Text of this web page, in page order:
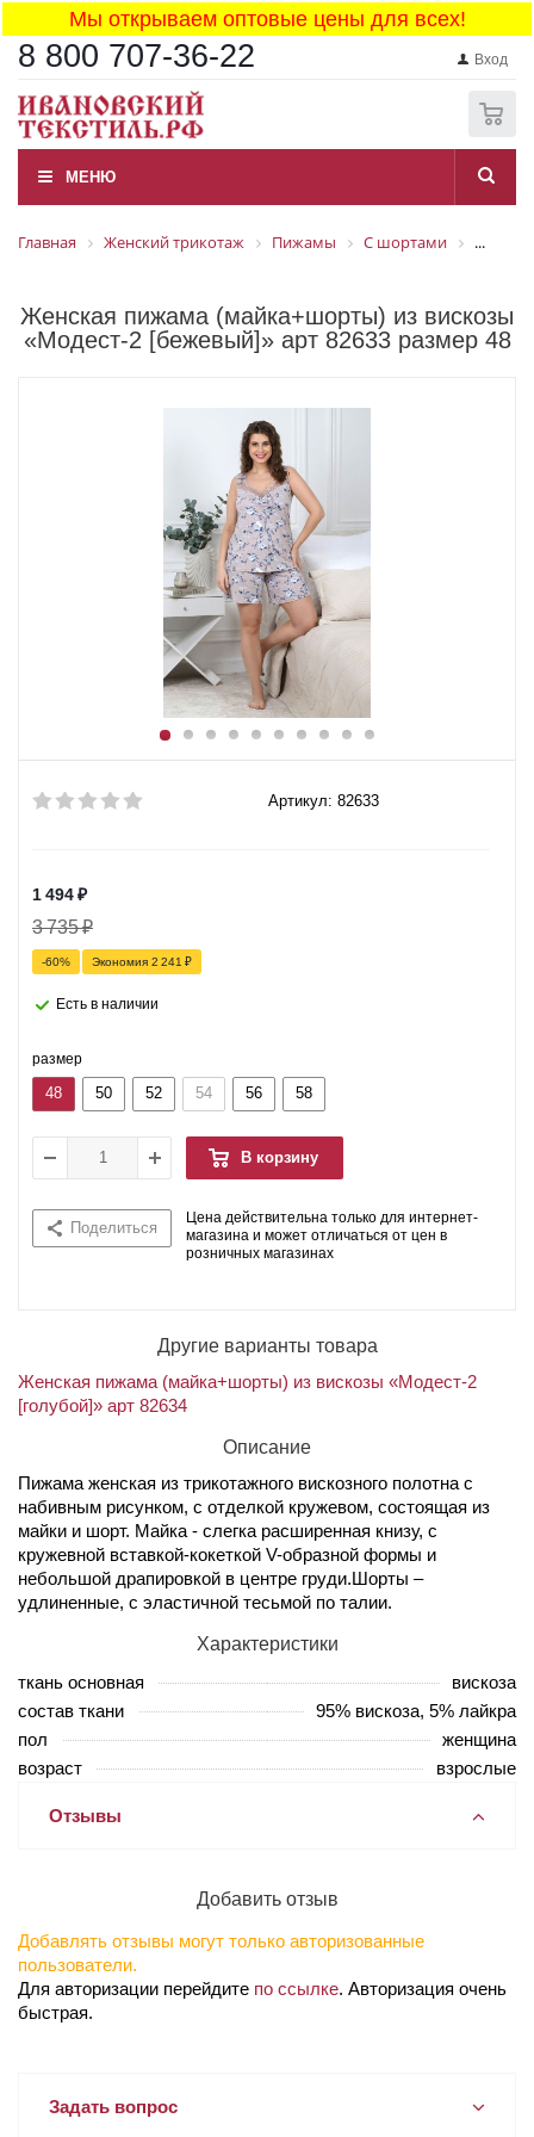
Мы открываем оптовые цены для всех!
8 800 707-36-22 Вход
МЕНЮ
Главная Женский трикотаж Пижамы С шортами ...
Женская пижама (майка+шорты) из вискозы
«Модест-2 [бежевый]» арт 82633 размер 48
Артикул: 82633
1 494₽
3 735₽
-60% Экономия 2 241 ₽
Есть в наличии
размер
48 50 52 54 56 58
В корзину
Поделиться
Цена действительна только для интернет-
магазина и может отличаться от цен в
розничных магазинах
Другие варианты товара
Женская пижама (майка+шорты) из вискозы «Модест-2
[голубой]» арт 82634
Описание
Пижама женская из трикотажного вискозного полотна с
набивным рисунком, с отделкой кружевом, состоящая из
майки и шорт. Майка - слегка расширенная книзу, с
кружевной вставкой-кокеткой V-образной формы и
небольшой драпировкой в центре груди.Шорты –
удлиненные, с эластичной тесьмой по талии.
Характеристики
ткань основная
вискоза
состав ткани
95% вискоза, 5% лайкра
пол
женщина
возраст
взрослые
Отзывы
Добавить отзыв
Добавлять отзывы могут только авторизованные
пользователи.
Для авторизации перейдите по ссылке. Авторизация очень
быстрая.
Задать вопрос